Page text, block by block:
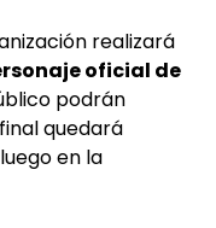
realizará
oficial de
podrán
quedará
en la